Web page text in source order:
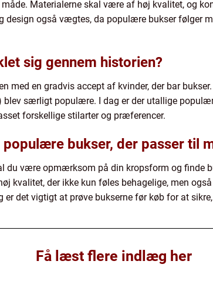
Materialerne skal være af høj kvalitet, og
design også vægtes, da populære bukser følger
sig gennem historien?
med en gradvis accept af kvinder, der bar
blev særligt populære. I dag er der utallige
forskellige stilarter og præferencer.
bukser, der passer til
du være opmærksom på din kropsform og finde
kvalitet, der ikke kun føles behagelige, men
er det vigtigt at prøve bukserne før køb for at
Få læst flere indlæg her